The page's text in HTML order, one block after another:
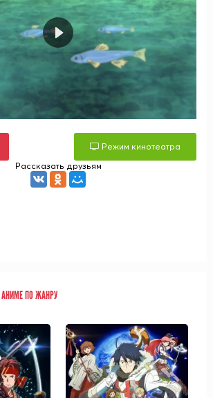
Режим кинотеатра
Рассказать друзьям
АНИМЕ ПО ЖАНРУ